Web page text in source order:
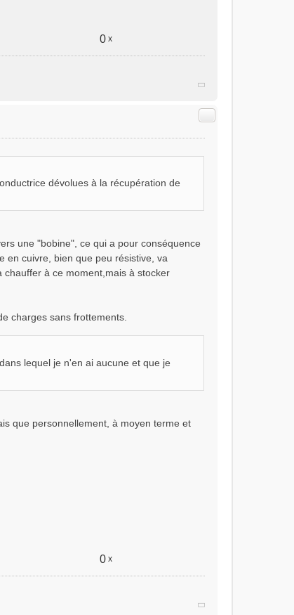
0 x
Citer
dévolues à la récupération de
une "bobine", ce qui a pour conséquence
en cuivre, bien que peu résistive, va
à ce moment,mais à stocker
charges sans frottements.
lequel je n'en ai aucune et que je
que personnellement, à moyen terme et
0 x